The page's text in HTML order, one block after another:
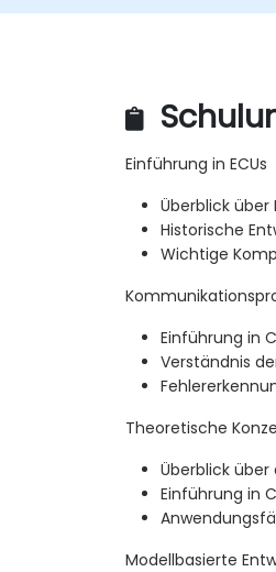
Einführung in ECUs
Überblick über
Historische
Wichtige
Einführung in
Verständnis
Theoretische
Überblick über
Einführung in
Modellbasierte